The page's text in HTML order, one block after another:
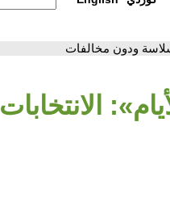
ودون مخالفات
الانتخابات